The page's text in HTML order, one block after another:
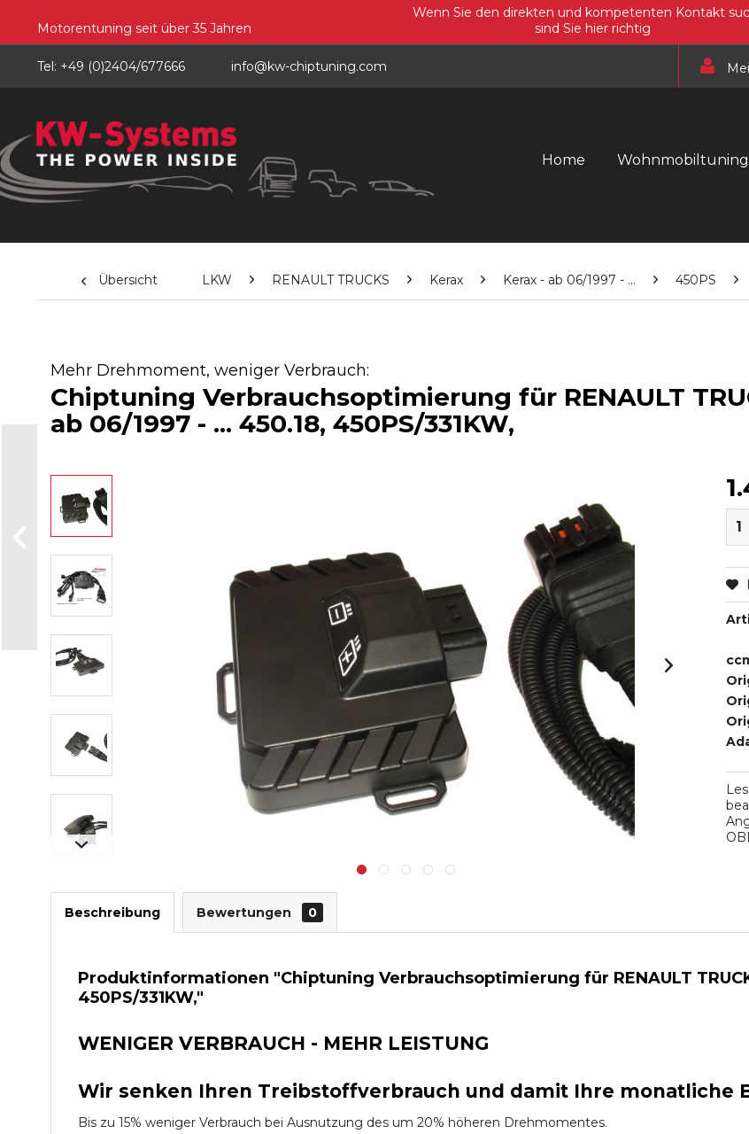
Motorentuning seit über 35 Jahren
Wenn Sie den direkten und kompetenten Kontakt
sind Sie hier richtig
Tel: +49 (0)2404/677666 info@kw-chiptuning.com
Home Wohnmobiltuning
Übersicht LKW RENAULT TRUCKS Kerax Kerax - ab 06/1997 - ... 450PS
Mehr Drehmoment, weniger Verbrauch:
Chiptuning Verbrauchsoptimierung für RENAULT
ab 06/1997 - ... 450.18, 450PS/331KW,
Beschreibung Bewertungen 0
Produktinformationen "Chiptuning Verbrauchsoptimierung für RENAULT
450PS/331KW,"
WENIGER VERBRAUCH - MEHR LEISTUNG
Wir senken Ihren Treibstoffverbrauch und damit Ihre monatliche
Bis zu 15% weniger Verbrauch bei Ausnutzung des um 20% höheren Drehmomentes.